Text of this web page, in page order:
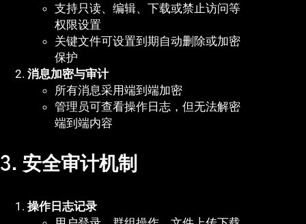
支持只读、编辑、下载或禁止访问等
权限设置
关键文件可设置到期自动删除或加密
保护
消息加密与审计
所有消息采用端到端加密
管理员可查看操作日志，但无法解密
端到端内容
3. 安全审计机制
操作日志记录